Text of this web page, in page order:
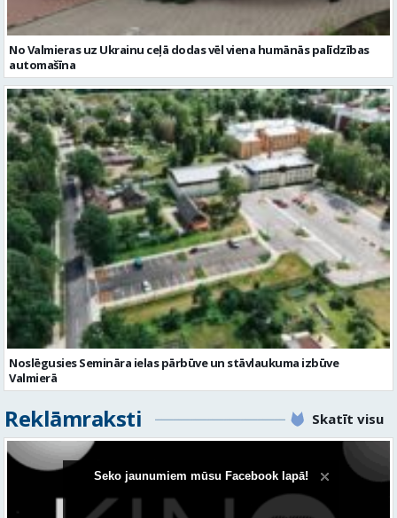
No Valmieras uz Ukrainu ceļā dodas vēl viena humānās palīdzības
automašīna
Noslēgusies Semināra ielas pārbūve un stāvlaukuma izbūve
Valmierā
Reklāmraksti Skatīt visu
Seko jaunumiem mūsu Facebook lapā!